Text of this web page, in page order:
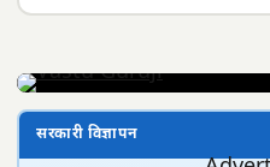
सरकारी विज्ञापन